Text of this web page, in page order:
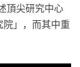
頂尖研究中心
」，而其中重